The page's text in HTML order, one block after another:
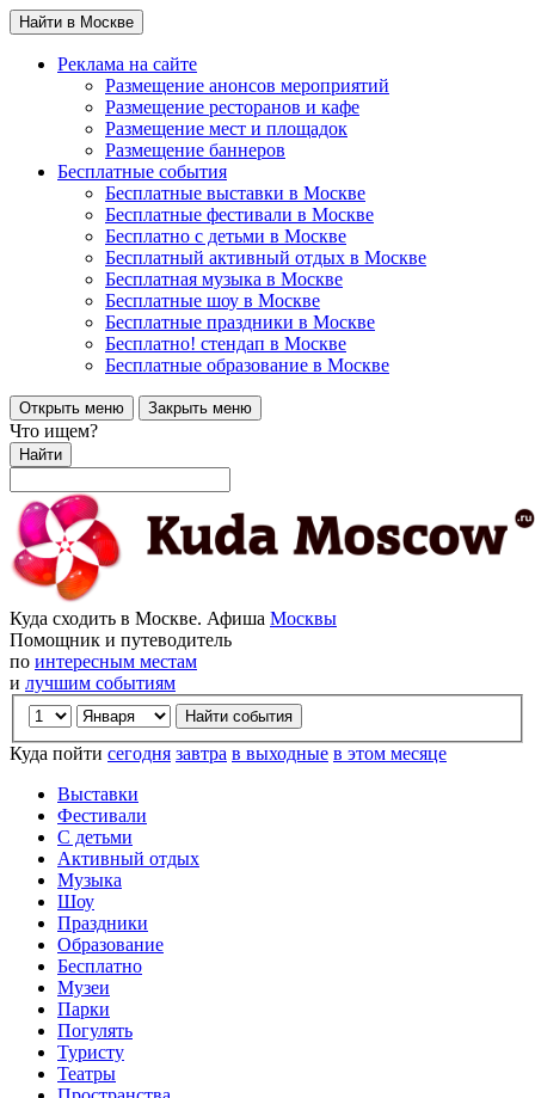
Найти в Москве
Реклама на сайте
Размещение анонсов мероприятий
Размещение ресторанов и кафе
Размещение мест и площадок
Размещение баннеров
Бесплатные события
Бесплатные выставки в Москве
Бесплатные фестивали в Москве
Бесплатно с детьми в Москве
Бесплатный активный отдых в Москве
Бесплатная музыка в Москве
Бесплатные шоу в Москве
Бесплатные праздники в Москве
Бесплатно! стендап в Москве
Бесплатные образование в Москве
Открыть меню Закрыть меню
Что ищем?
Найти
Куда сходить в Москве. Афиша Москвы
Помощник и путеводитель
по интересным местам
и лучшим событиям
Куда пойти сегодня завтра в выходные в этом месяце
Выставки
Фестивали
С детьми
Активный отдых
Музыка
Шоу
Праздники
Образование
Бесплатно
Музеи
Парки
Погулять
Туристу
Театры